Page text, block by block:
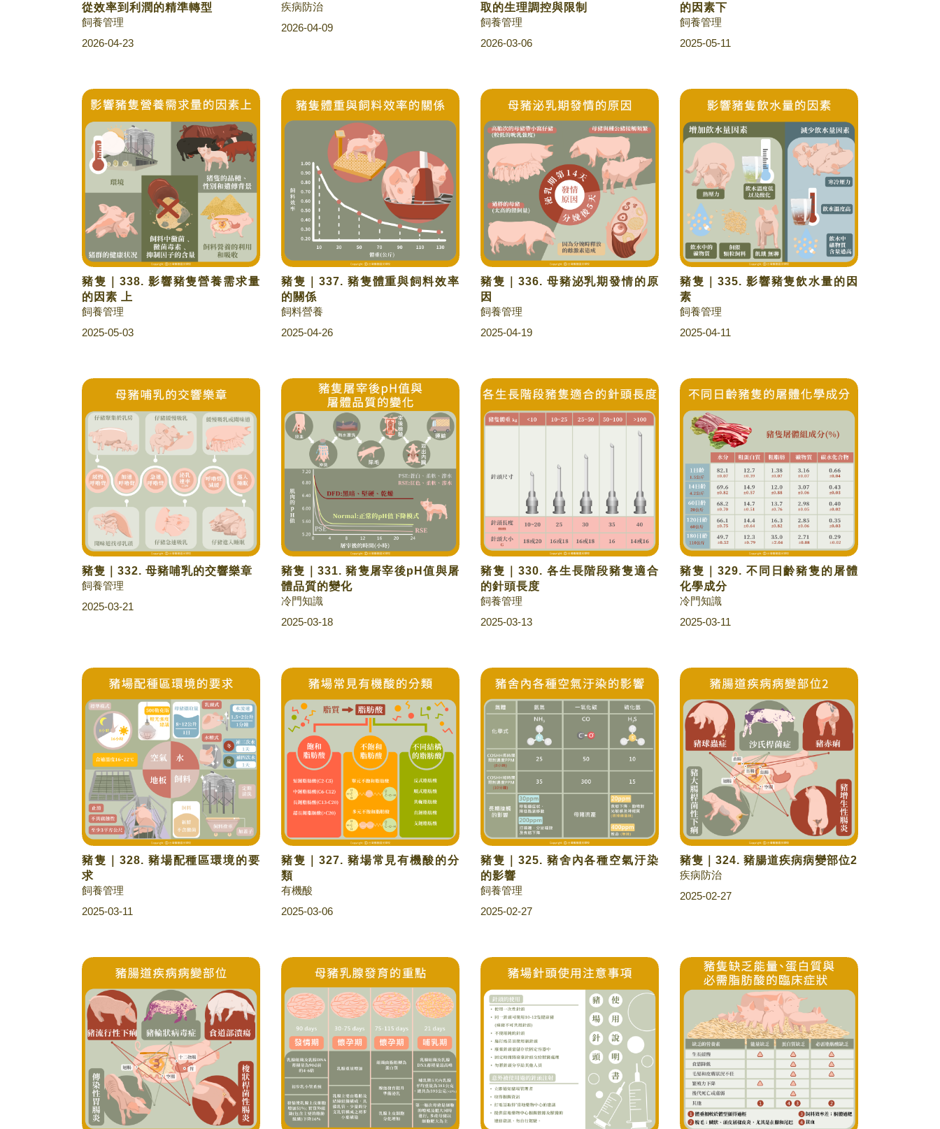
從效率到利潤的精準轉型
飼養管理
2026-04-23
疾病防治
2026-04-09
取的生理調控與限制
飼養管理
2026-03-06
的因素下
飼養管理
2025-05-11
豬隻｜338. 影響豬隻營養需求量
的因素 上
飼養管理
2025-05-03
豬隻｜337. 豬隻體重與飼料效率
的關係
飼料營養
2025-04-26
豬隻｜336. 母豬泌乳期發情的原
因
飼養管理
2025-04-19
豬隻｜335. 影響豬隻飲水量的因
素
飼養管理
2025-04-11
豬隻｜332. 母豬哺乳的交響樂章
飼養管理
2025-03-21
豬隻｜331. 豬隻屠宰後pH值與屠
體品質的變化
冷門知識
2025-03-18
豬隻｜330. 各生長階段豬隻適合
的針頭長度
飼養管理
2025-03-13
豬隻｜329. 不同日齡豬隻的屠體
化學成分
冷門知識
2025-03-11
豬隻｜328. 豬場配種區環境的要
求
飼養管理
2025-03-11
豬隻｜327. 豬場常見有機酸的分
類
有機酸
2025-03-06
豬隻｜325. 豬舍內各種空氣汙染
的影響
飼養管理
2025-02-27
豬隻｜324. 豬腸道疾病病變部位2
疾病防治
2025-02-27